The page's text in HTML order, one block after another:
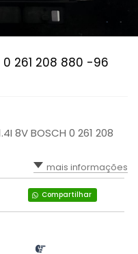
261 208 880 -96
8V BOSCH 0 261 208
mais informações
Compartilhar